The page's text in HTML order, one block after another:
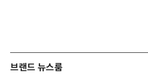
브랜드 뉴스룸